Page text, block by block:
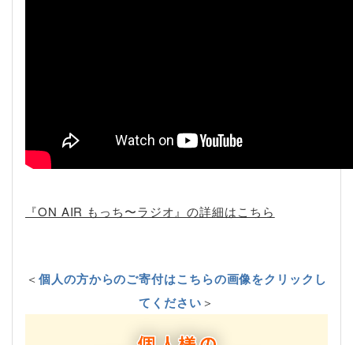
『ON AIR もっち〜ラジオ』の詳細はこちら
＜個人の方からのご寄付はこちらの画像をクリックし
てください＞